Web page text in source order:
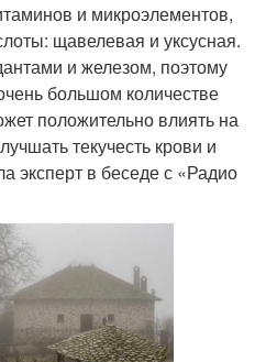
и микроэлементов,
щавелевая и уксусная.
и железом, поэтому
большом количестве
положительно влиять на
текучесть крови и
эксперт в беседе с «Радио